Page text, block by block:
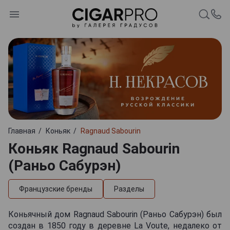
Главная Коньяк Ragnaud Sabourin
Коньяк Ragnaud Sabourin
(Раньо Сабурэн)
Французские бренды Разделы
Коньячный дом Ragnaud Sabourin (Раньо Сабурэн) был
создан в 1850 году в деревне La Voute, недалеко от